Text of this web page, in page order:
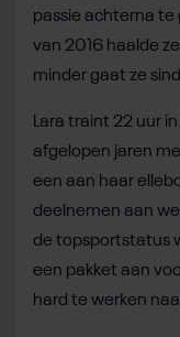
passie achterna te
van 2016 haalde
minder gaat ze
Lara traint 22 uur
afgelopen jaren
een aan haar
deelnemen aan
de topsportstatus
een pakket aan
hard te werken